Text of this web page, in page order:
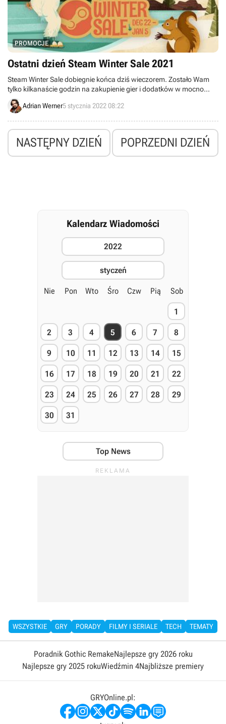
PROMOCJE
Ostatni dzień Steam Winter Sale 2021
Steam Winter Sale dobiegnie końca dziś wieczorem. Zostało Wam
tylko kilkanaście godzin na zakupienie gier i dodatków w mocno
promocyjnych cenach.
Adrian Werner5 stycznia 2022 08:22
NASTĘPNY DZIEŃ POPRZEDNI DZIEŃ
Kalendarz Wiadomości
2022
styczeń
Nie Pon Wto Śro Czw Pią Sob
1
2 3 4 5 6 7 8
9 10 11 12 13 14 15
16 17 18 19 20 21 22
23 24 25 26 27 28 29
30 31
Top News
WSZYSTKIE GRY PORADY FILMY I SERIALE TECH TEMATY
Poradnik Gothic RemakeNajlepsze gry 2026 roku
Najlepsze gry 2025 rokuWiedźmin 4Najbliższe premiery
GRYOnline.pl: